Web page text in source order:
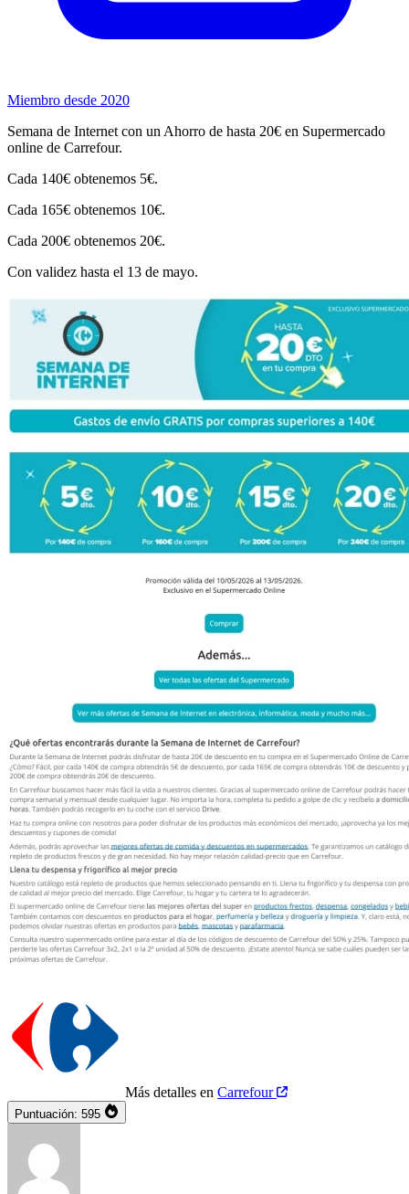
Miembro desde 2020
Semana de Internet con un Ahorro de hasta 20€ en Supermercado
online de Carrefour.
Cada 140€ obtenemos 5€.
Cada 165€ obtenemos 10€.
Cada 200€ obtenemos 20€.
Con validez hasta el 13 de mayo.
Más detalles en Carrefour
Puntuación: 595